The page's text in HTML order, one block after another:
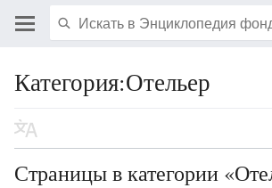
Категория:Отельер
Страницы в категории